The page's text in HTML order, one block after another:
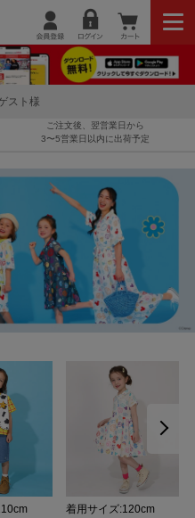
スト様
ご注文後、翌営業日から
3〜5営業日以内に出荷予定
着用サイズ:120cm